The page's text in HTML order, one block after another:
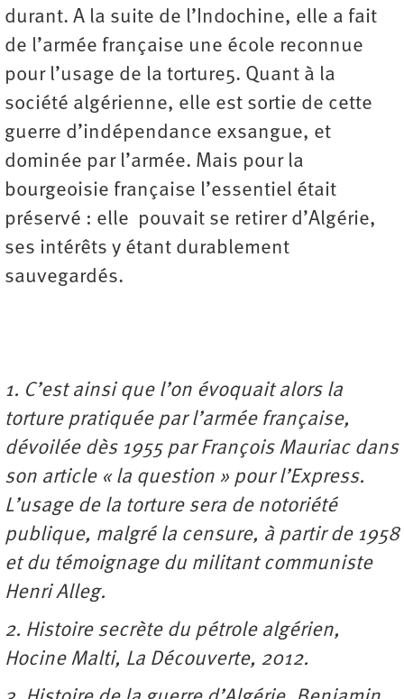
durant. A la suite de l’Indochine, elle a fait
de l’armée française une école reconnue
pour l’usage de la torture5. Quant à la
société algérienne, elle est sortie de cette
guerre d’indépendance exsangue, et
dominée par l’armée. Mais pour la
bourgeoisie française l’essentiel était
préservé : elle pouvait se retirer d’Algérie,
ses intérêts y étant durablement
sauvegardés.
1. C’est ainsi que l’on évoquait alors la
torture pratiquée par l’armée française,
dévoilée dès 1955 par François Mauriac dans
son article « la question » pour l’Express.
L’usage de la torture sera de notoriété
publique, malgré la censure, à partir de 1958
et du témoignage du militant communiste
Henri Alleg.
2. Histoire secrète du pétrole algérien,
Hocine Malti, La Découverte, 2012.